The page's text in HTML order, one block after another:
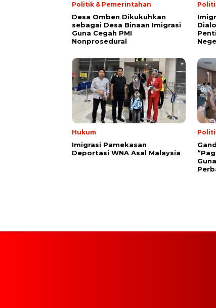
Politik & Pemerintahan
Desa Omben Dikukuhkan
sebagai Desa Binaan Imigrasi
Guna Cegah PMI
Nonprosedural
Hukum
Imigrasi Pamekasan
Deportasi WNA Asal Malaysia